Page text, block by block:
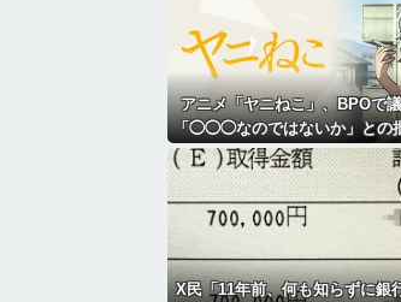
アニメ「ヤニねこ」、BPOで
「◯◯◯なのではないか」との
X民「11年前、何も知らずに銀